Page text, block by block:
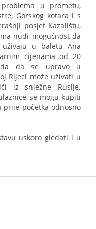
u prometu,
Gorskog kotara i s
posjet Kazalištu,
nudi mogućnost da
u baletu Ana
cijenama od 20
da se upravo u
Rijeci može uživati u
iz snježne Rusije.
se mogu kupiti
prije početka odnosno
uskoro gledati i u